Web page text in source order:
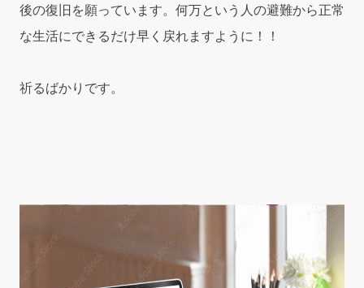
後の復旧を願っています。何万という人の避難から正常
な生活にできるだけ早く戻れますように！！
祈るばかりです。